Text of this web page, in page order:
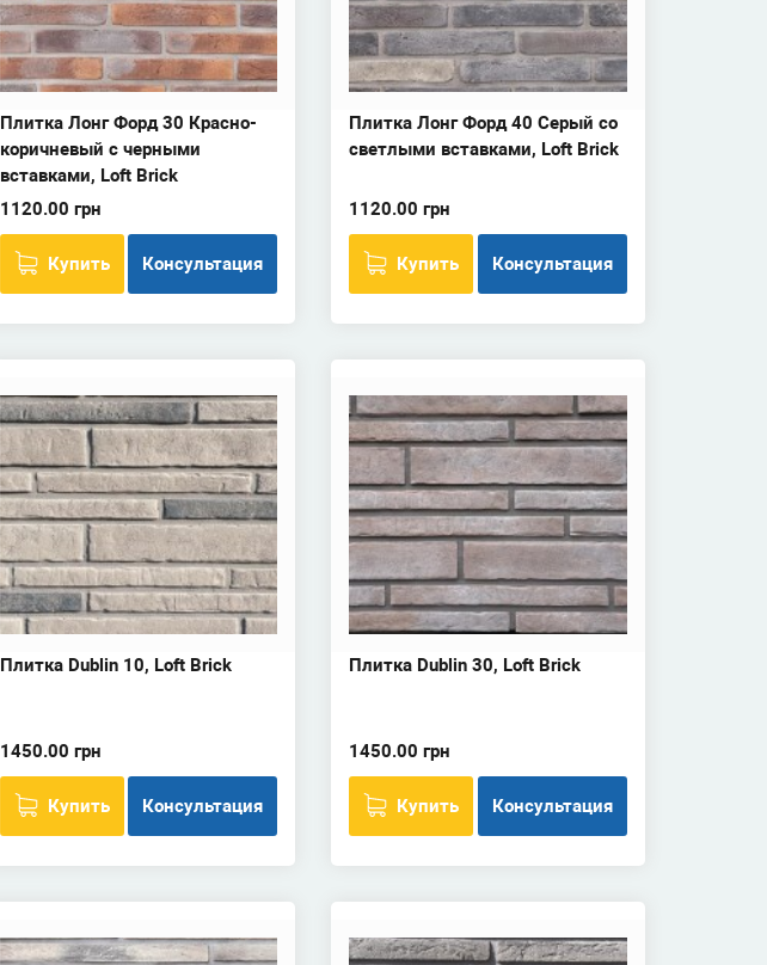
Плитка Лонг Форд 30 Красно-
коричневый с черными
вставками, Loft Brick
1120.00 грн
Купить Консультация
Плитка Лонг Форд 40 Серый со
светлыми вставками, Loft Brick
1120.00 грн
Купить Консультация
Плитка Dublin 10, Loft Brick
1450.00 грн
Купить Консультация
Плитка Dublin 30, Loft Brick
1450.00 грн
Купить Консультация